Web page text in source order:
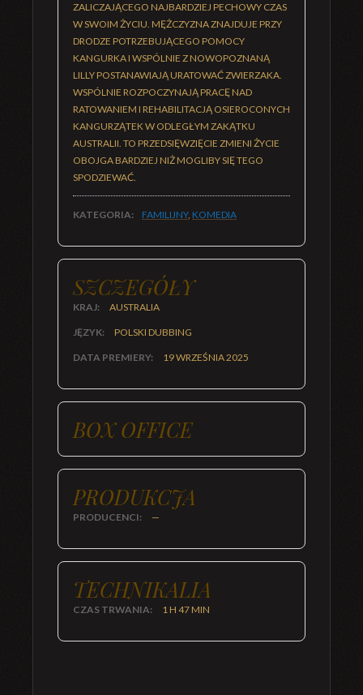
ZALICZAJĄCEGO NAJBARDZIEJ PECHOWY CZAS
W SWOIM ŻYCIU. MĘŻCZYZNA ZNAJDUJE PRZY
DRODZE POTRZEBUJĄCEGO POMOCY
KANGURKA I WSPÓLNIE Z NOWOPOZNANĄ
LILLY POSTANAWIAJĄ URATOWAĆ ZWIERZAKA.
WSPÓLNIE ROZPOCZYNAJĄ PRACĘ NAD
RATOWANIEM I REHABILITACJĄ OSIEROCONYCH
KANGURZĄTEK W ODLEGŁYM ZAKĄTKU
AUSTRALII. TO PRZEDSIĘWZIĘCIE ZMIENI ŻYCIE
OBOJGA BARDZIEJ NIŻ MOGLIBY SIĘ TEGO
SPODZIEWAĆ.
KATEGORIA: FAMILIJNY, KOMEDIA
SZCZEGÓŁY
KRAJ: AUSTRALIA
JĘZYK: POLSKI DUBBING
DATA PREMIERY: 19 WRZEŚNIA 2025
BOX OFFICE
PRODUKCJA
PRODUCENCI: —
TECHNIKALIA
CZAS TRWANIA: 1 H 47 MIN